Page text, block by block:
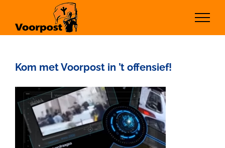
inhoud
Kom met Voorpost in ’t offensief!